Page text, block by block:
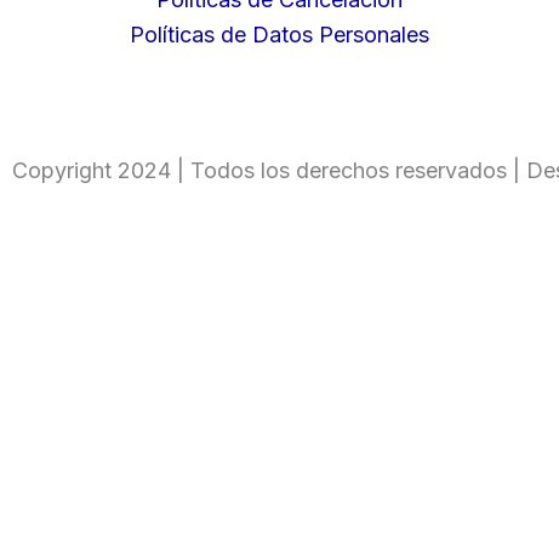
Políticas de Datos Personales
Copyright 2024 | Todos los derechos reservados |